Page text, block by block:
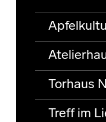
Torhaus
Treff im